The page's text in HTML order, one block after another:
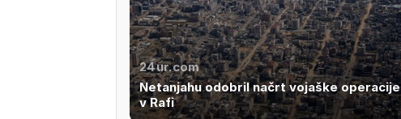
24ur.com
Netanjahu odobril načrt vojaške operacije
v Rafi